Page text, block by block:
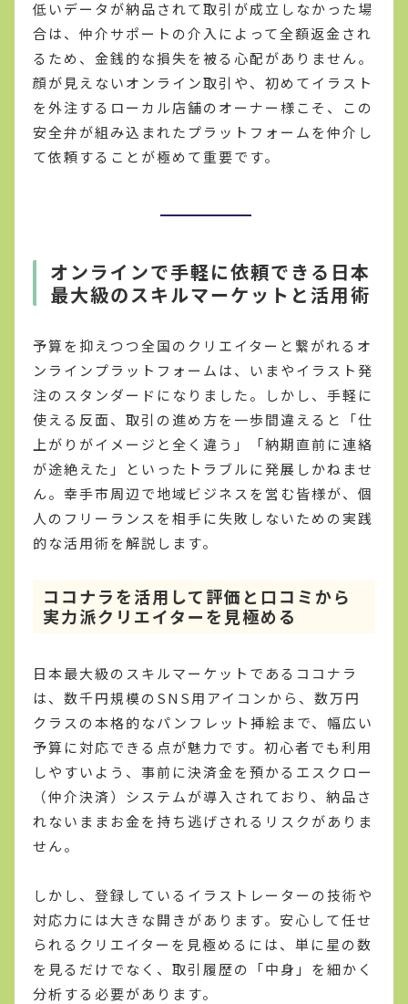
低いデータが納品されて取引が成立しなかった場
合は、仲介サポートの介入によって全額返金され
るため、金銭的な損失を被る心配がありません。
顔が見えないオンライン取引や、初めてイラスト
を外注するローカル店舗のオーナー様こそ、この
安全弁が組み込まれたプラットフォームを仲介し
て依頼することが極めて重要です。
オンラインで手軽に依頼できる日本
最大級のスキルマーケットと活用術
予算を抑えつつ全国のクリエイターと繋がれるオ
ンラインプラットフォームは、いまやイラスト発
注のスタンダードになりました。しかし、手軽に
使える反面、取引の進め方を一歩間違えると「仕
上がりがイメージと全く違う」「納期直前に連絡
が途絶えた」といったトラブルに発展しかねませ
ん。幸手市周辺で地域ビジネスを営む皆様が、個
人のフリーランスを相手に失敗しないための実践
的な活用術を解説します。
ココナラを活用して評価と口コミから
実力派クリエイターを見極める
日本最大級のスキルマーケットであるココナラ
は、数千円規模のSNS用アイコンから、数万円
クラスの本格的なパンフレット挿絵まで、幅広い
予算に対応できる点が魅力です。初心者でも利用
しやすいよう、事前に決済金を預かるエスクロー
（仲介決済）システムが導入されており、納品さ
れないままお金を持ち逃げされるリスクがありま
せん。
しかし、登録しているイラストレーターの技術や
対応力には大きな開きがあります。安心して任せ
られるクリエイターを見極めるには、単に星の数
を見るだけでなく、取引履歴の「中身」を細かく
分析する必要があります。